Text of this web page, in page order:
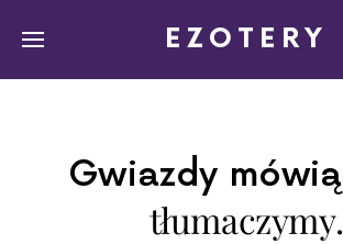
EZOTERY
Gwiazdy mówią
tłumaczymy.